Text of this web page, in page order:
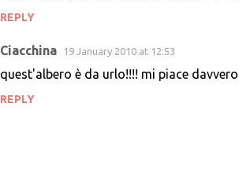
REPLY
Ciacchina 19 January 2010 at 12:53
quest'albero è da urlo!!!! mi piace
REPLY